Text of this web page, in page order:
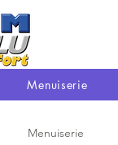
Menuiserie
Menuiserie